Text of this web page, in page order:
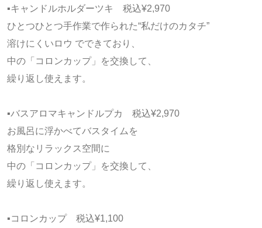
▪️キャンドルホルダーツキ 税込¥2,970
ひとつひとつ手作業で作られた“私だけのカタチ”
溶けにくいロウ でできており、
中の「コロンカップ」を交換して、
繰り返し使えます。
▪️バスアロマキャンドルプカ 税込¥2,970
お風呂に浮かべてバスタイムを
格別なリラックス空間に
中の「コロンカップ」を交換して、
繰り返し使えます。
▪️コロンカップ 税込¥1,100